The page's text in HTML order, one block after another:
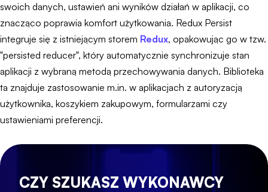
swoich danych, ustawień ani wyników działań w aplikacji, co
znacząco poprawia komfort użytkowania. Redux Persist
integruje się z istniejącym storem Redux, opakowując go w tzw.
"persisted reducer", który automatycznie synchronizuje stan
aplikacji z wybraną metodą przechowywania danych. Biblioteka
ta znajduje zastosowanie m.in. w aplikacjach z autoryzacją
użytkownika, koszykiem zakupowym, formularzami czy
ustawieniami preferencji.
CZY SZUKASZ WYKONAWCY